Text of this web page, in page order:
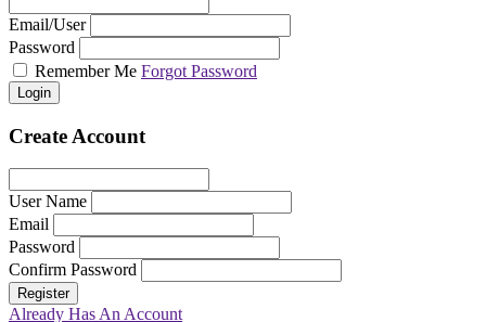
Email/User
Password
Remember Me Forgot Password
Login
Create Account
User Name
Email
Password
Confirm Password
Register
Already Has An Account